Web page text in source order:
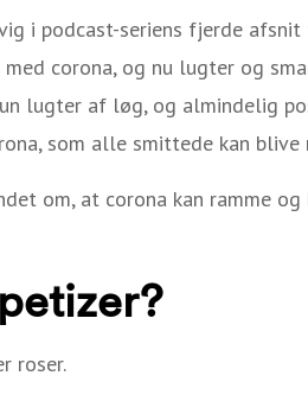
i podcast-seriens fjerde
corona, og nu lugter og
lugter af løg, og almindelig
som alle smittede kan blive
om, at corona kan ramme og
roser.